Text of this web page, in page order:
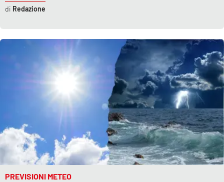
Redazione
PREVISIONI METEO